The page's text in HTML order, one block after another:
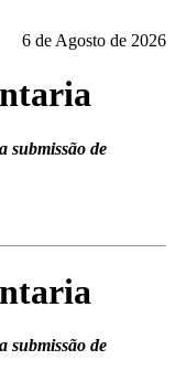
6 de Agosto de 2026
submissão de
submissão de